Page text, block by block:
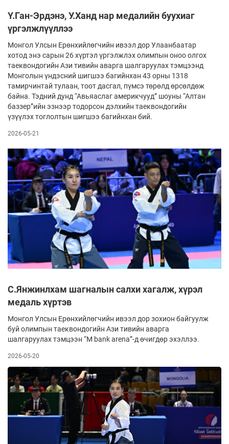
Ү.Ган-Эрдэнэ, У.Ханд нар медалийн буухиаг
үргэлжлүүллээ
Монгол Улсын Ерөнхийлөгчийн ивээл дор Улаанбаатар
хотод энэ сарын 26 хүртэл үргэлжлэх олимпын оноо олгох
таеквондогийн Ази тивийн аварга шалгаруулах тэмцээнд
Монголын үндэсний шигшээ багийнхан 43 орны 1318
тамирчинтай тулаан, тоот дасгал, пүмсэ төрөлд өрсөлдөж
байна. Тэдний дунд “Авьяаслаг америкчууд” шоуны “Алтан
баззер”ийн эзнээр тодорсон дэлхийн таеквондогийн
үзүүлэх тоглолтын шигшээ багийнхан бий.
2026-05-21
С.Янжинлхам шагналын салхи хагалж, хүрэл
медаль хүртэв
Монгол Улсын Ерөнхийлөгчийн ивээл дор зохион байгуулж
буй олимпын таеквондогийн Ази тивийн аварга
шалгаруулах тэмцээн “M bank arena”-д өчигдөр эхэллээ.
2026-05-20